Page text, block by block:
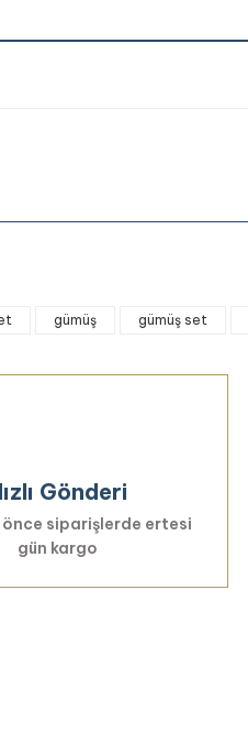
gümüş gümüş set
Gönderi
önce siparişlerde ertesi
gün kargo